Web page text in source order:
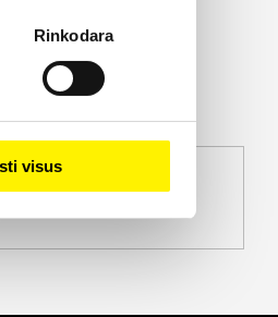
Rinkodara
visus